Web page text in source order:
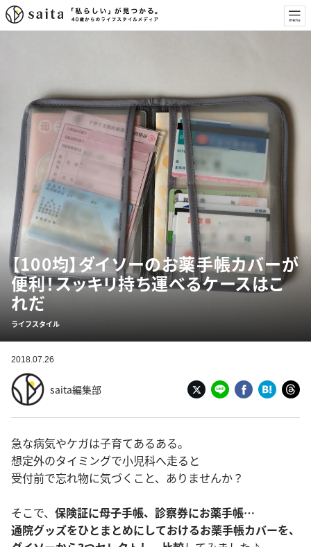
【100均】ダイソーのお薬手帳カバーが
便利！スッキリ持ち運べるケースはこ
れだ
ライフスタイル
2018.07.26
saita編集部
急な病気やケガは子育てあるある。
想定外のタイミングで小児科へ走ると
受付前で忘れ物に気づくこと、ありませんか？
そこで、 保険証に母子手帳、診察券にお薬手帳…
通院グッズをひとまとめにしておけるお薬手帳カバーを、